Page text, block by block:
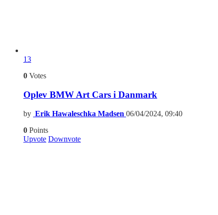
13
0 Votes
Oplev BMW Art Cars i Danmark
by Erik Hawaleschka Madsen 06/04/2024, 09:40
0 Points
Upvote Downvote